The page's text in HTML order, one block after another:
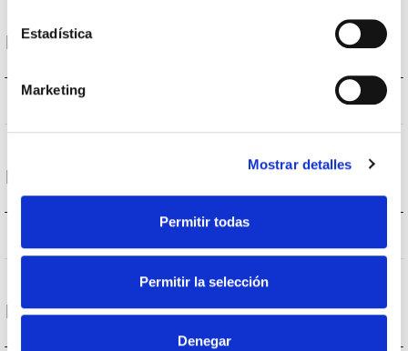
Estadística
Marketing
Mostrar detalles
Permitir todas
Permitir la selección
Denegar
Performance
Flux (lm)
Life
Funcionament condition